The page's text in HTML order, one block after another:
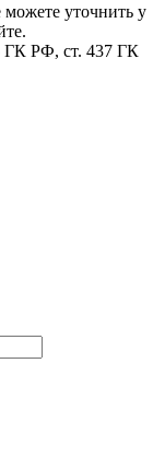
можете уточнить у
ГК РФ, cт. 437 ГК